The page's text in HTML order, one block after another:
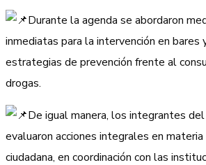
Durante la agenda se abordaron
inmediatas para la intervención en bares
estrategias de prevención frente al
drogas.
De igual manera, los integrantes del
evaluaron acciones integrales en
ciudadana, en coordinación con las